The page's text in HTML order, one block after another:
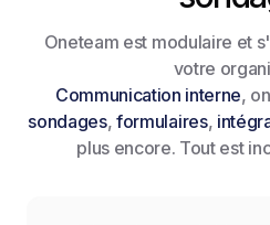
Oneteam est modulaire et
votre
Communication interne,
sondages,formulaires,
plus encore. Tout est